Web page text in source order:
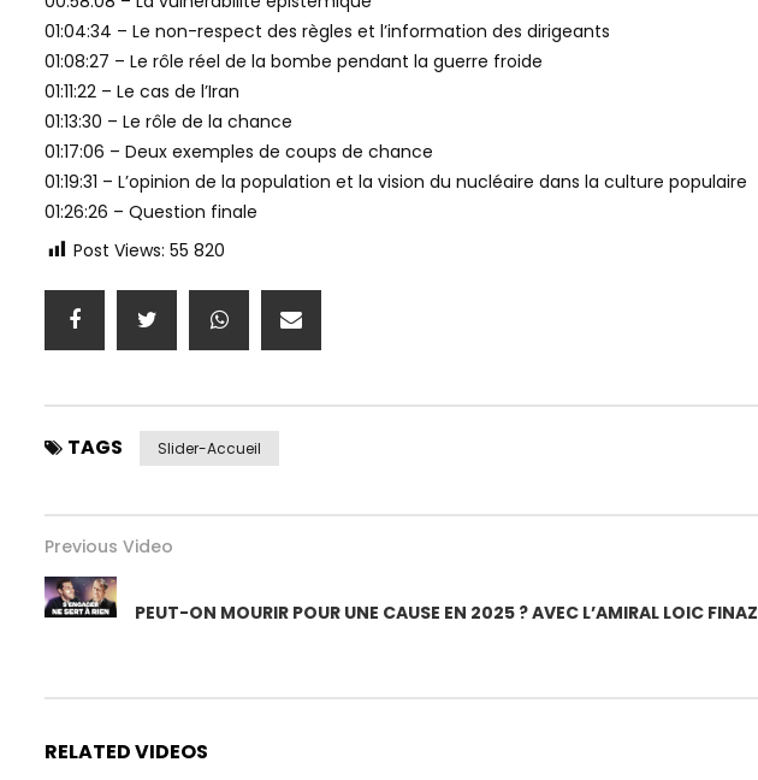
01:04:34 – Le non-respect des règles et l’information des dirigeants
01:08:27 – Le rôle réel de la bombe pendant la guerre froide
01:11:22 – Le cas de l’Iran
01:13:30 – Le rôle de la chance
01:17:06 – Deux exemples de coups de chance
01:19:31 – L’opinion de la population et la vision du nucléaire dans la culture populaire
01:26:26 – Question finale
Post Views: 55 820
TAGS Slider-Accueil
Previous Video
PEUT-ON MOURIR POUR UNE CAUSE EN 2025 ? AVEC L’AMIRAL LOIC FINAZ
RELATED VIDEOS